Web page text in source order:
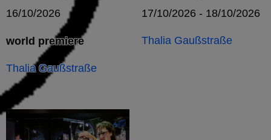
16/10/2026
world premiere
Thalia Gaußstraße
17/10/2026 - 18/10/2026
Thalia Gaußstraße